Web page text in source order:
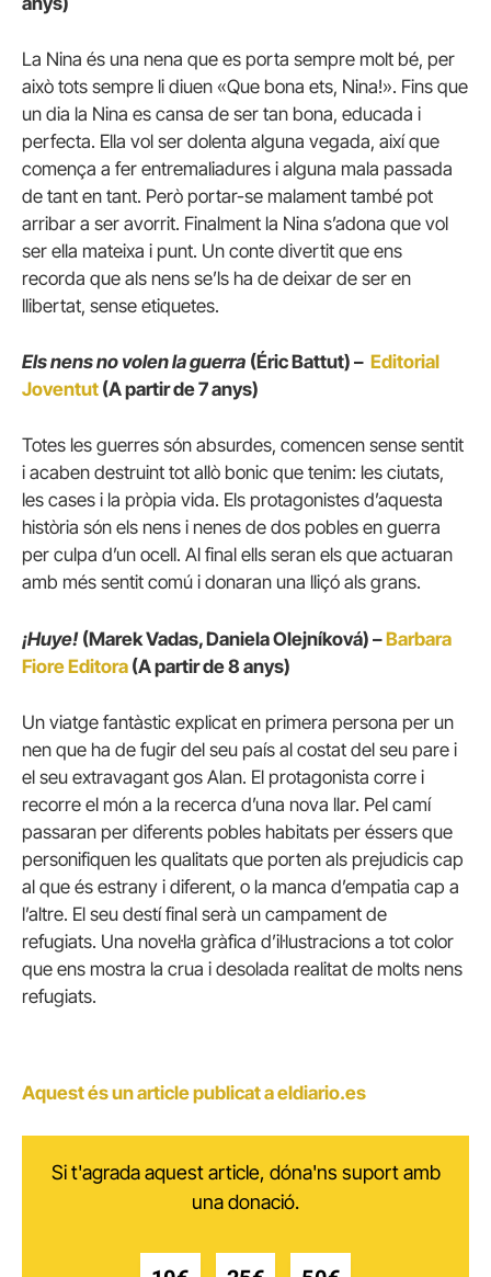
La Nina és una nena que es porta sempre molt bé, per
això tots sempre li diuen «Que bona ets, Nina!». Fins que
un dia la Nina es cansa de ser tan bona, educada i
perfecta. Ella vol ser dolenta alguna vegada, així que
comença a fer entremaliadures i alguna mala passada
de tant en tant. Però portar-se malament també pot
arribar a ser avorrit. Finalment la Nina s’adona que vol
ser ella mateixa i punt. Un conte divertit que ens
recorda que als nens se’ls ha de deixar de ser en
llibertat, sense etiquetes.
Els nens no volen la guerra (Éric Battut) – Editorial
Joventut (A partir de 7 anys)
Totes les guerres són absurdes, comencen sense sentit
i acaben destruint tot allò bonic que tenim: les ciutats,
les cases i la pròpia vida. Els protagonistes d’aquesta
història són els nens i nenes de dos pobles en guerra
per culpa d’un ocell. Al final ells seran els que actuaran
amb més sentit comú i donaran una lliçó als grans.
¡Huye! (Marek Vadas, Daniela Olejníková) –Barbara
Fiore Editora (A partir de 8 anys)
Un viatge fantàstic explicat en primera persona per un
nen que ha de fugir del seu país al costat del seu pare i
el seu extravagant gos Alan. El protagonista corre i
recorre el món a la recerca d’una nova llar. Pel camí
passaran per diferents pobles habitats per éssers que
personifiquen les qualitats que porten als prejudicis cap
al que és estrany i diferent, o la manca d’empatia cap a
l’altre. El seu destí final serà un campament de
refugiats. Una novel·la gràfica d’il·lustracions a tot color
que ens mostra la crua i desolada realitat de molts nens
refugiats.
Aquest és un article publicat a eldiario.es
Si t'agrada aquest article, dóna'ns suport amb
una donació.